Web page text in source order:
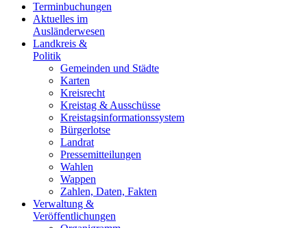
Terminbuchungen
Aktuelles im
Ausländerwesen
Landkreis &
Politik
Gemeinden und Städte
Karten
Kreisrecht
Kreistag & Ausschüsse
Kreistagsinformationssystem
Bürgerlotse
Landrat
Pressemitteilungen
Wahlen
Wappen
Zahlen, Daten, Fakten
Verwaltung &
Veröffentlichungen